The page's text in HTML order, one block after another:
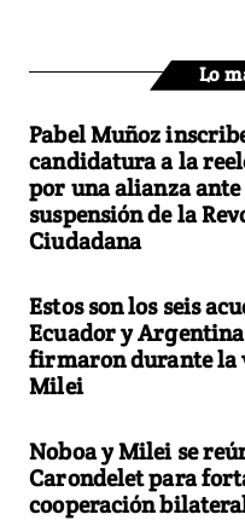
Lo
Pabel Muñoz
candidatura a la
por una alianza ante
suspensión de la
Ciudadana
Estos son los seis
Ecuador y Argentina
firmaron durante la
Milei
Noboa y Milei se
Carondelet para
cooperación